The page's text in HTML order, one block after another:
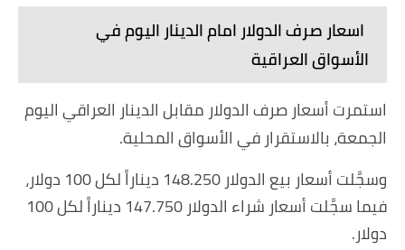
اسعار صرف الدولار امام الدينار اليوم في
الأسواق العراقية
استمرت أسعار صرف الدولار مقابل الدينار العراقي اليوم
الجمعة، بالاستقرار في الأسواق المحلية.
وسجَّلت أسعار بيع الدولار 148.250 ديناراً لكل 100 دولار،
فيما سجَّلت أسعار شراء الدولار 147.750 ديناراً لكل 100
دولار.